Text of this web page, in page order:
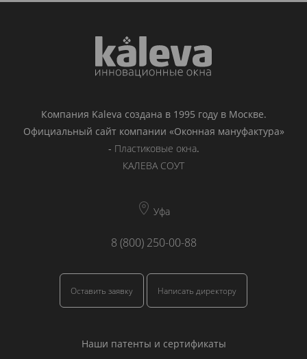
Компания Kaleva создана в 1995 году в Москве.
Официальный сайт компании «Оконная мануфактура»
- Пластиковые окна.
КАЛЕВА СОУТ
Уфа
8 (800) 250-00-88
Оставить заявку Написать директору
Наши патенты и сертификаты